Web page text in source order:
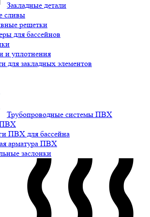
Закладные детали
сливы
решетки
для бассейнов
и уплотнения
для закладных элементов
Трубопроводные системы ПВХ
ПВХ
ПВХ для бассейна
арматура ПВХ
заслонки